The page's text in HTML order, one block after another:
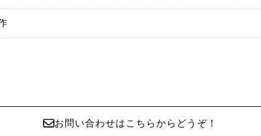
お問い合わせはこちらからどうぞ！